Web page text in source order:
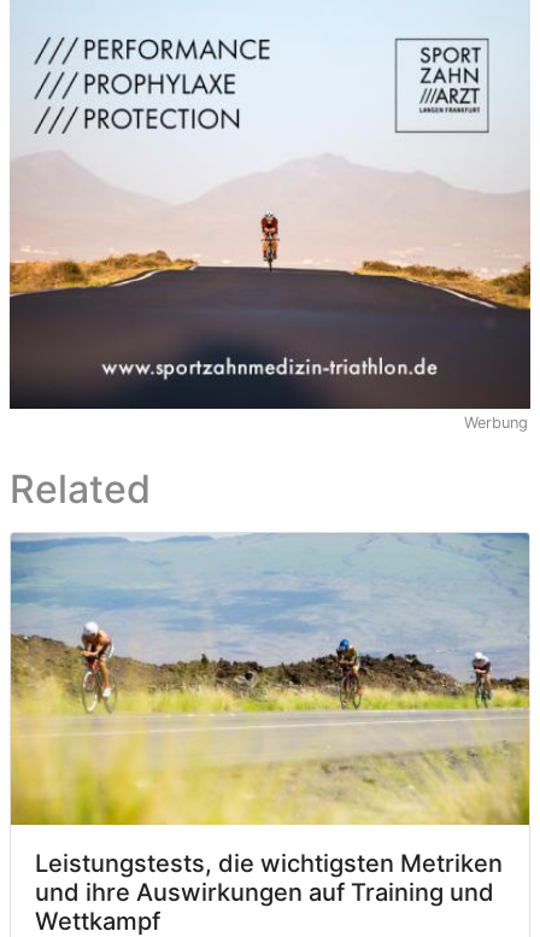
Werbung
Related
Leistungstests, die wichtigsten Metriken
und ihre Auswirkungen auf Training und
Wettkampf